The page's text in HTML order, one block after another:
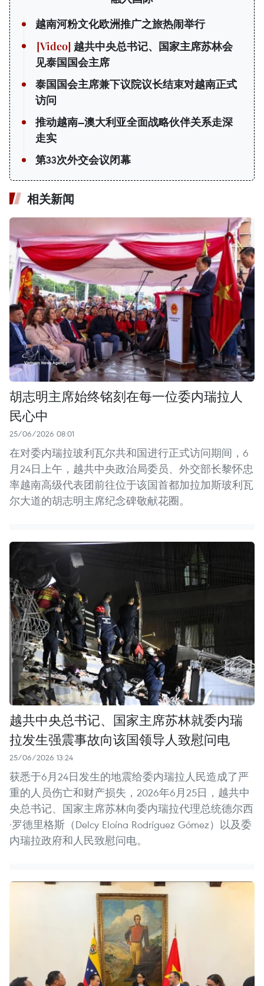
越南河粉文化欧洲推广之旅热闹举行
越共中央总书记、国家主席苏林会
见泰国国会主席
泰国国会主席兼下议院议长结束对越南正式
访问
推动越南—澳大利亚全面战略伙伴关系走深
走实
第33次外交会议闭幕
相关新闻
胡志明主席始终铭刻在每一位委内瑞拉人
民心中
25/06/2026 08:01
在对委内瑞拉玻利瓦尔共和国进行正式访问期间，6
月24日上午，越共中央政治局委员、外交部长黎怀忠
率越南高级代表团前往位于该国首都加拉加斯玻利瓦
尔大道的胡志明主席纪念碑敬献花圈。
越共中央总书记、国家主席苏林就委内瑞
拉发生强震事故向该国领导人致慰问电
25/06/2026 13:24
获悉于6月24日发生的地震给委内瑞拉人民造成了严
重的人员伤亡和财产损失，2026年6月25日，越共中
央总书记、国家主席苏林向委内瑞拉代理总统德尔西
·罗德里格斯（Delcy Eloína Rodríguez Gómez）以及委
内瑞拉政府和人民致慰问电。